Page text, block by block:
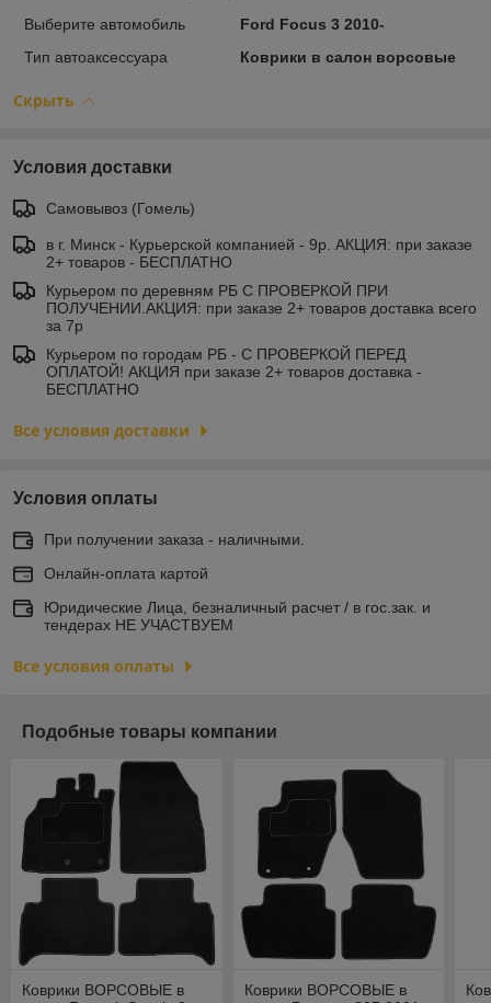
Выберите автомобиль
Ford Focus 3 2010-
Тип автоаксессуара
Коврики в салон ворсовые
Скрыть
Условия доставки
Самовывоз (Гомель)
в г. Минск - Курьерской компанией - 9р. АКЦИЯ: при заказе
2+ товаров - БЕСПЛАТНО
Курьером по деревням РБ С ПРОВЕРКОЙ ПРИ
ПОЛУЧЕНИИ.АКЦИЯ: при заказе 2+ товаров доставка всего
за 7р
Курьером по городам РБ - С ПРОВЕРКОЙ ПЕРЕД
ОПЛАТОЙ! АКЦИЯ при заказе 2+ товаров доставка -
БЕСПЛАТНО
Все условия доставки
Условия оплаты
При получении заказа - наличными.
Онлайн-оплата картой
Юридические Лица, безналичный расчет / в гос.зак. и
тендерах НЕ УЧАСТВУЕМ
Все условия оплаты
Подобные товары компании
Коврики ВОРСОВЫЕ в
Коврики ВОРСОВЫЕ в